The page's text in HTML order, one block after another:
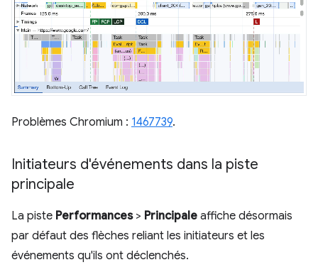
Problèmes Chromium : 1467739.
Initiateurs d'événements dans la piste
principale
La piste Performances> Principale affiche désormais
par défaut des flèches reliant les initiateurs et les
événements qu'ils ont déclenchés.